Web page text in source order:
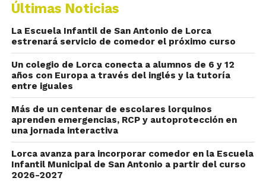
Últimas Noticias
La Escuela Infantil de San Antonio de Lorca
estrenará servicio de comedor el próximo curso
Un colegio de Lorca conecta a alumnos de 6 y 12
años con Europa a través del inglés y la tutoría
entre iguales
Más de un centenar de escolares lorquinos
aprenden emergencias, RCP y autoprotección en
una jornada interactiva
Lorca avanza para incorporar comedor en la Escuela
Infantil Municipal de San Antonio a partir del curso
2026-2027